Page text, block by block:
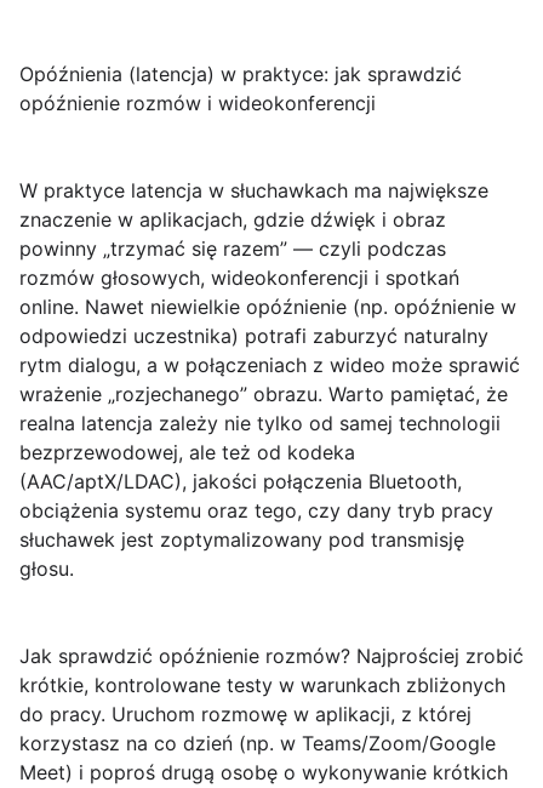
Opóźnienia (latencja) w praktyce: jak sprawdzić
opóźnienie rozmów i wideokonferencji
W praktyce latencja w słuchawkach ma największe
znaczenie w aplikacjach, gdzie dźwięk i obraz
powinny „trzymać się razem” — czyli podczas
rozmów głosowych, wideokonferencji i spotkań
online. Nawet niewielkie opóźnienie (np. opóźnienie w
odpowiedzi uczestnika) potrafi zaburzyć naturalny
rytm dialogu, a w połączeniach z wideo może sprawić
wrażenie „rozjechanego” obrazu. Warto pamiętać, że
realna latencja zależy nie tylko od samej technologii
bezprzewodowej, ale też od kodeka
(AAC/aptX/LDAC), jakości połączenia Bluetooth,
obciążenia systemu oraz tego, czy dany tryb pracy
słuchawek jest zoptymalizowany pod transmisję
głosu.
Jak sprawdzić opóźnienie rozmów? Najprościej zrobić
krótkie, kontrolowane testy w warunkach zbliżonych
do pracy. Uruchom rozmowę w aplikacji, z której
korzystasz na co dzień (np. w Teams/Zoom/Google
Meet) i poproś drugą osobę o wykonywanie krótkich